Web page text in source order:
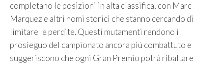
completano le posizioni in alta classifica, con Marc
Marquez e altri nomi storici che stanno cercando di
limitare le perdite. Questi mutamenti rendono il
prosieguo del campionato ancora più combattuto e
suggeriscono che ogni Gran Premio potrà ribaltare